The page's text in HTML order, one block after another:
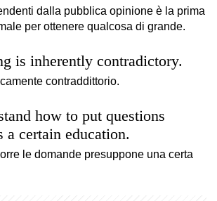
dalla pubblica opinione è la prima
per ottenere qualcosa di grande.
is inherently contradictory.
contraddittorio.
how to put questions
a certain education.
le domande presuppone una certa